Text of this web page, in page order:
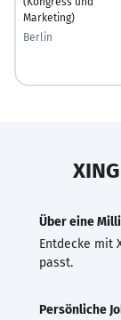
Marketing)
Berlin
Über eine
Entdecke mit
passt.
Persönliche